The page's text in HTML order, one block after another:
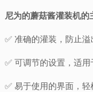
尼为的蘑菇酱灌装机的
✅ 准确的灌装，防止溢
✅ 可调节的设置，适
✅ 易于使用的界面，轻